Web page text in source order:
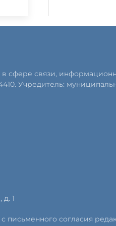
сфере связи,
Учредитель:
1
письменного согласия